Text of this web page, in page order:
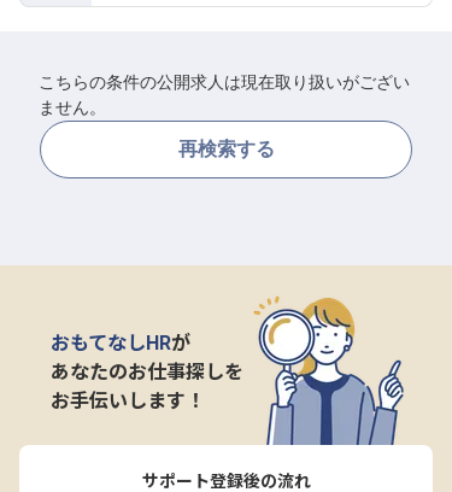
無料 転職サポートに申し込む
採用をお考えの企業様へ
こちらの条件の公開求人は現在取り扱いがござい
ません。
再検索する
おもてなしHRが
あなたのお仕事探しを
お手伝いします！
サポート登録後の流れ